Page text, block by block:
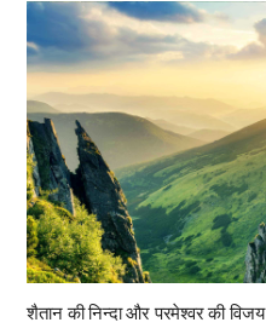
शैतान की निन्दा और परमेश्वर की विजय